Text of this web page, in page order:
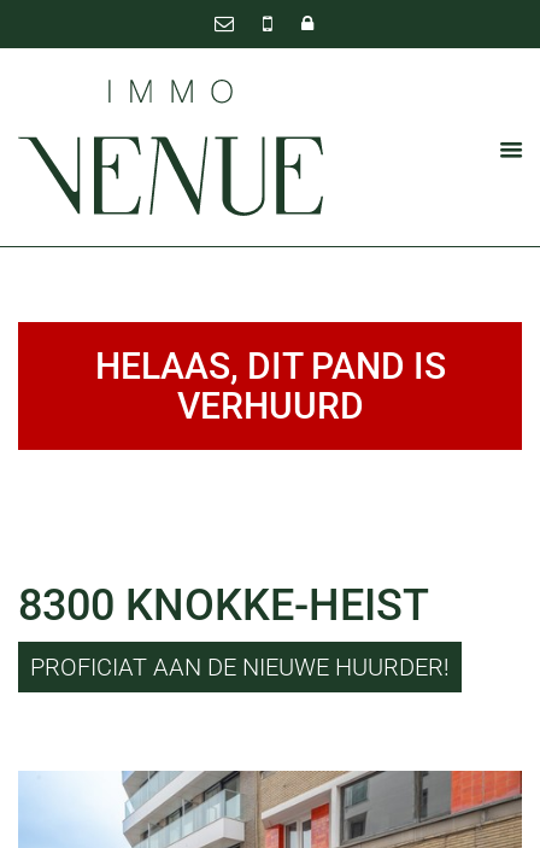
HELAAS, DIT PAND IS
VERHUURD
8300 KNOKKE-HEIST
PROFICIAT AAN DE NIEUWE HUURDER!